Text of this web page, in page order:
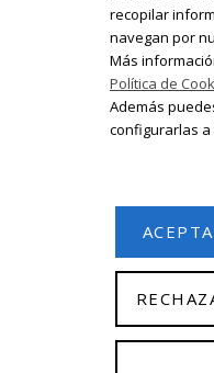
Registrate en
noticias
© 2026 Isabel Olleta.
recopilar
navegan por
Más
Política de
Además
configurarlas